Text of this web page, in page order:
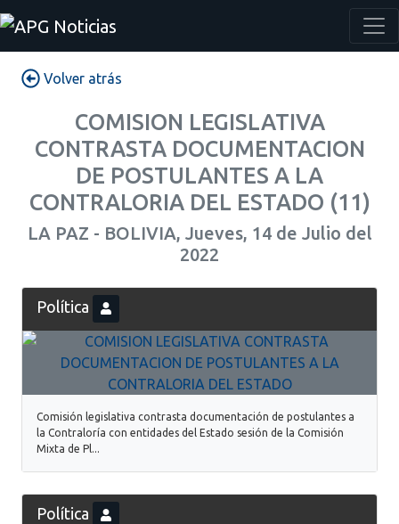
Volver atrás
COMISION LEGISLATIVA
CONTRASTA DOCUMENTACION
DE POSTULANTES A LA
CONTRALORIA DEL ESTADO (11)
LA PAZ - BOLIVIA, Jueves, 14 de Julio del
2022
Política
Comisión legislativa contrasta documentación de postulantes a
la Contraloría con entidades del Estado sesión de la Comisión
Mixta de Pl...
Política